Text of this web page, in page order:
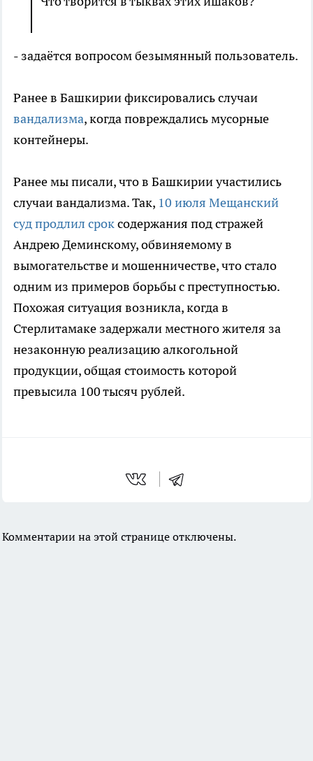
- задаётся вопросом безымянный пользователь.
Ранее в Башкирии фиксировались случаи
вандализма, когда повреждались мусорные
контейнеры.
Ранее мы писали, что в Башкирии участились
случаи вандализма. Так, 10 июля Мещанский
суд продлил сроксодержания под стражей
Андрею Деминскому, обвиняемому в
вымогательстве и мошенничестве, что стало
одним из примеров борьбы с преступностью.
Похожая ситуация возникла, когда в
Стерлитамаке задержали местного жителя за
незаконную реализацию алкогольной
продукции, общая стоимость которой
превысила 100 тысяч рублей.
Комментарии на этой странице отключены.